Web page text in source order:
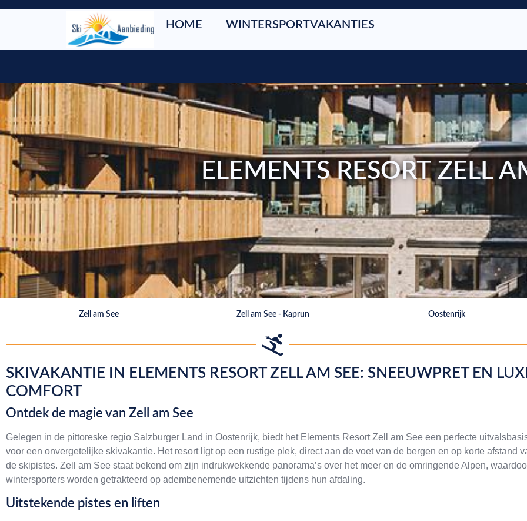
HOME WINTERSPORTVAKANTIES
ELEMENTS RESORT ZELL
Zell am See Zell am See - Kaprun Oostenrijk
SKIVAKANTIE IN ELEMENTS RESORT ZELL AM SEE: SNEEUWPRET EN
COMFORT
Ontdek de magie van Zell am See
Gelegen in de pittoreske regio Salzburger Land in Oostenrijk, biedt het Elements Resort Zell am See een perfecte
voor een onvergetelijke skivakantie. Het resort ligt op een rustige plek, direct aan de voet van de bergen en op korte afstand
de skipistes. Zell am See staat bekend om zijn indrukwekkende panorama’s over het meer en de omringende Alpen,
wintersporters worden getrakteerd op adembenemende uitzichten tijdens hun afdaling.
Uitstekende pistes en liften